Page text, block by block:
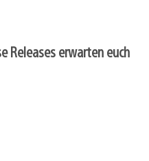
Releases erwarten euch